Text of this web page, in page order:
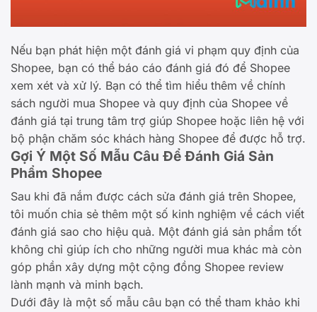
Nếu bạn phát hiện một đánh giá vi phạm quy định của
Shopee, bạn có thể báo cáo đánh giá đó để Shopee
xem xét và xử lý. Bạn có thể tìm hiểu thêm về chính
sách người mua Shopee và quy định của Shopee về
đánh giá tại trung tâm trợ giúp Shopee hoặc liên hệ với
bộ phận chăm sóc khách hàng Shopee để được hỗ trợ.
Gợi Ý Một Số Mẫu Câu Để Đánh Giá Sản
Phẩm Shopee
Sau khi đã nắm được cách sửa đánh giá trên Shopee,
tôi muốn chia sẻ thêm một số kinh nghiệm về cách viết
đánh giá sao cho hiệu quả. Một đánh giá sản phẩm tốt
không chỉ giúp ích cho những người mua khác mà còn
góp phần xây dựng một cộng đồng Shopee review
lành mạnh và minh bạch.
Dưới đây là một số mẫu câu bạn có thể tham khảo khi